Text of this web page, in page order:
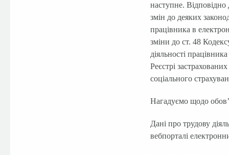
наступне.
змін до деяких
працівника в
зміни до ст. 48
діяльності
Реєстрі
соціального
Нагадуємо щодо
Дані про трудову
вебпорталі